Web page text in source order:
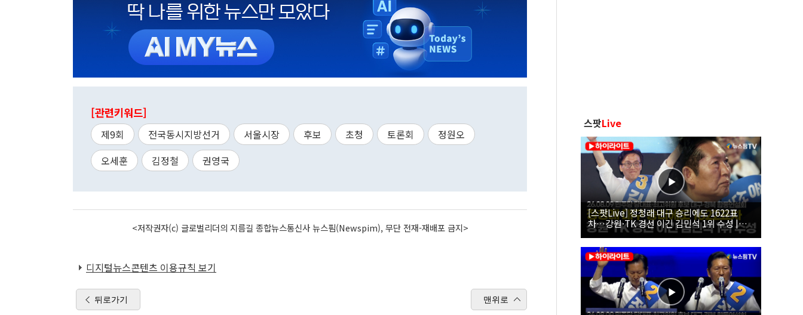
[관련키워드]
제9회 전국동시지방선거 서울시장 후보 초청 토론회
정원오
오세훈
김정철 권영국
<저작권자(c) 글로벌리더의 지름길 종합뉴스통신사 뉴스핌(Newspim), 무단 전재-재배포 금지>
디지털뉴스콘텐츠 이용규칙 보기
뒤로가기 맨위로
스팟Live
[스팟Live] 정청래 대구 승리에도 1622표
차…강원·TK 경선 이긴 김민석 1위 수성 |
26.08.09 더불어민주당 당대표·최고위원 후
보 대구·경북 합동연설회